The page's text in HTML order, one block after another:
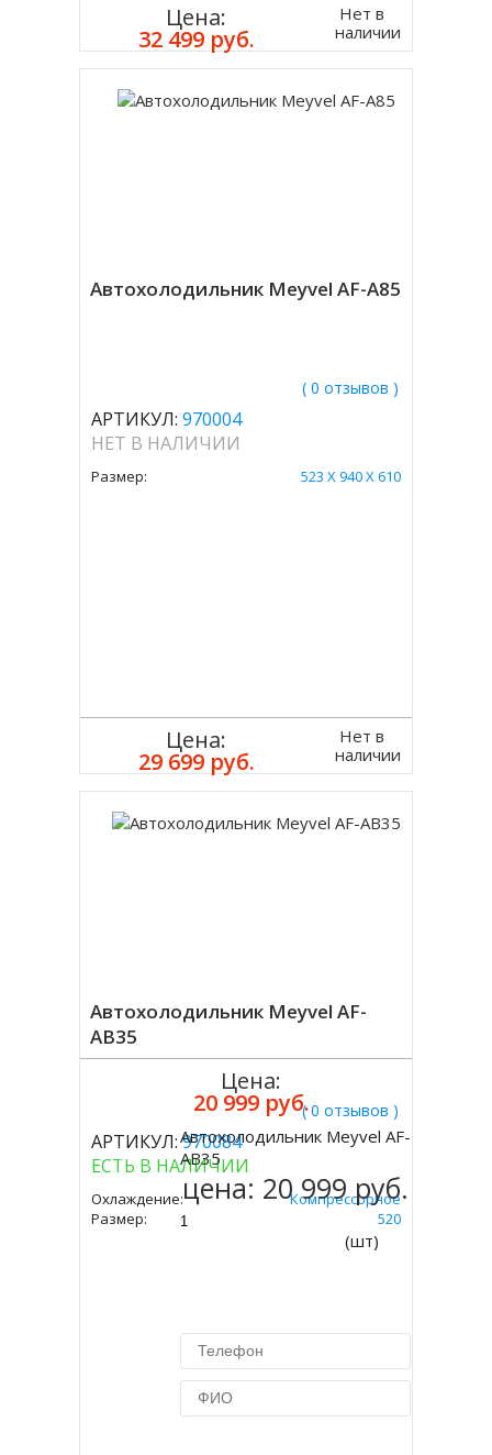
Цена:
32 499 руб.
Нет в
наличии
Автохолодильник Meyvel AF-A85
( 0 отзывов )
АРТИКУЛ: 970004
НЕТ В НАЛИЧИИ
Размер: 523 Х 940 Х 610
Цена:
29 699 руб.
Нет в
наличии
Автохолодильник Meyvel AF-
AB35
( 0 отзывов )
АРТИКУЛ:970084
ЕСТЬ В НАЛИЧИИ
Охлаждение:
Компрессорное
Размер:
420 Х 575 Х 520
Цена:
20 999 руб.
Купить
Автохолодильник Meyvel AF-
AB35
цена: 20 999 руб.
(шт)